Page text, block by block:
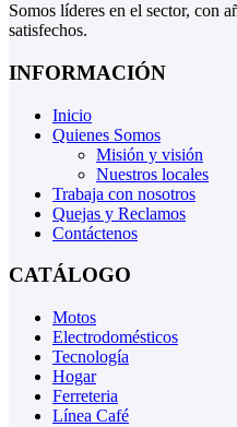
Somos líderes en el sector, con
satisfechos.
INFORMACIÓN
Inicio
Quienes Somos
Misión y visión
Nuestros locales
Trabaja con nosotros
Quejas y Reclamos
Contáctenos
CATÁLOGO
Motos
Electrodomésticos
Tecnología
Hogar
Ferreteria
Línea Café